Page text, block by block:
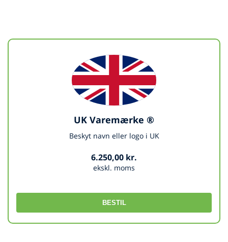
UK Varemærke ®
Beskyt navn eller logo i UK
6.250,00 kr.
ekskl. moms
BESTIL